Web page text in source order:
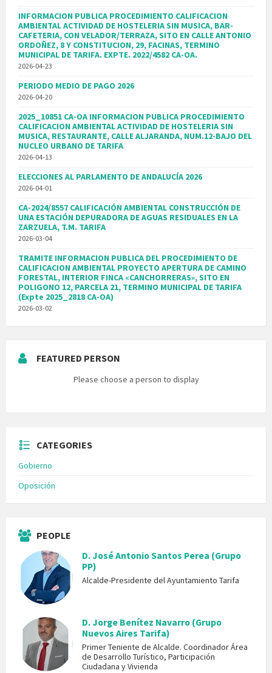
INFORMACION PUBLICA PROCEDIMIENTO CALIFICACION
AMBIENTAL ACTIVIDAD DE HOSTELERIA SIN MUSICA, BAR-
CAFETERIA, CON VELADOR/TERRAZA, SITO EN CALLE ANTONIO
ORDOÑEZ, 8 Y CONSTITUCION, 29, FACINAS, TERMINO
MUNICIPAL DE TARIFA. EXPTE. 2022/4582 CA-OA.
2026-04-23
PERIODO MEDIO DE PAGO 2026
2026-04-20
2025_10851 CA-OA INFORMACION PUBLICA PROCEDIMIENTO
CALIFICACION AMBIENTAL ACTIVIDAD DE HOSTELERIA SIN
MUSICA, RESTAURANTE, CALLE ALJARANDA, NUM.12-BAJO DEL
NUCLEO URBANO DE TARIFA
2026-04-13
ELECCIONES AL PARLAMENTO DE ANDALUCÍA 2026
2026-04-01
CA-2024/8557 CALIFICACIÓN AMBIENTAL CONSTRUCCIÓN DE
UNA ESTACIÓN DEPURADORA DE AGUAS RESIDUALES EN LA
ZARZUELA, T.M. TARIFA
2026-03-04
TRAMITE INFORMACION PUBLICA DEL PROCEDIMIENTO DE
CALIFICACION AMBIENTAL PROYECTO APERTURA DE CAMINO
FORESTAL, INTERIOR FINCA «CANCHORRERAS», SITO EN
POLIGONO 12, PARCELA 21, TERMINO MUNICIPAL DE TARIFA
(Expte 2025_2818 CA-OA)
2026-03-02
FEATURED PERSON
Please choose a person to display
CATEGORIES
Gobierno
Oposición
PEOPLE
D. José Antonio Santos Perea (Grupo
PP)
Alcalde-Presidente del Ayuntamiento Tarifa
D. Jorge Benítez Navarro (Grupo
Nuevos Aires Tarifa)
Primer Teniente de Alcalde. Coordinador Área
de Desarrollo Turístico, Participación
Ciudadana y Vivienda